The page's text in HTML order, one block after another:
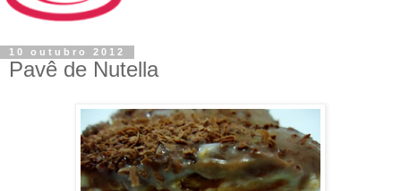
10 outubro 2012
Pavê de Nutella